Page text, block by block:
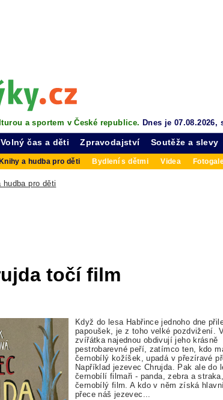
a sportem v České republice. Dnes je 07.08.2026,
Volný čas a děti Zpravodajství
Knihy a hudba pro děti Bydlení s dětmi Videa
Soutěže a slevy
hudba pro děti
točí film
Když do lesa Habřince jednoho dne
papoušek, je z toho velké pozdvižení.
zvířátka najednou obdivují jeho krásně
pestrobarevné peří, zatímco ten, kdo
černobílý kožíšek, upadá v přezíravé
Například jezevec Chrujda. Pak ale do
černobílí filmaři - panda, zebra a
černobílý film. A kdo v něm získá
přece náš jezevec...